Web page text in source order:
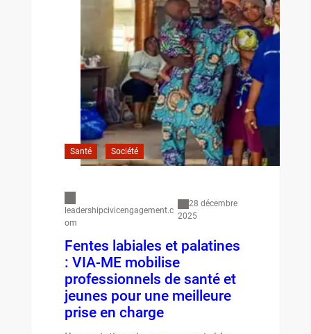
Santé Société
leadershipcivicengagement.c
om
28 décembre
2025
Fentes labiales et palatines
: VIA-ME mobilise
professionnels de santé et
jeunes pour une meilleure
prise en charge